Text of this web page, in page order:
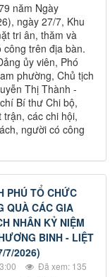
năm Ngày
ngày 27/7, Khu
tri ân, thăm và
trên địa bàn.
ủy viên, Phó
phường, Chủ tịch
Thị Thành -
Bí thư Chi bộ,
các chi hội,
người có công
PHÚ TỔ CHỨC
QUÀ CÁC GIA
NHÂN KỶ NIỆM
BINH - LIỆT
7/2026)
Đã xem: 135